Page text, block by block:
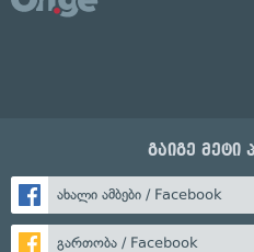
გაიგე მეტი
ახალი ამბები / Facebook
გართობა / Facebook